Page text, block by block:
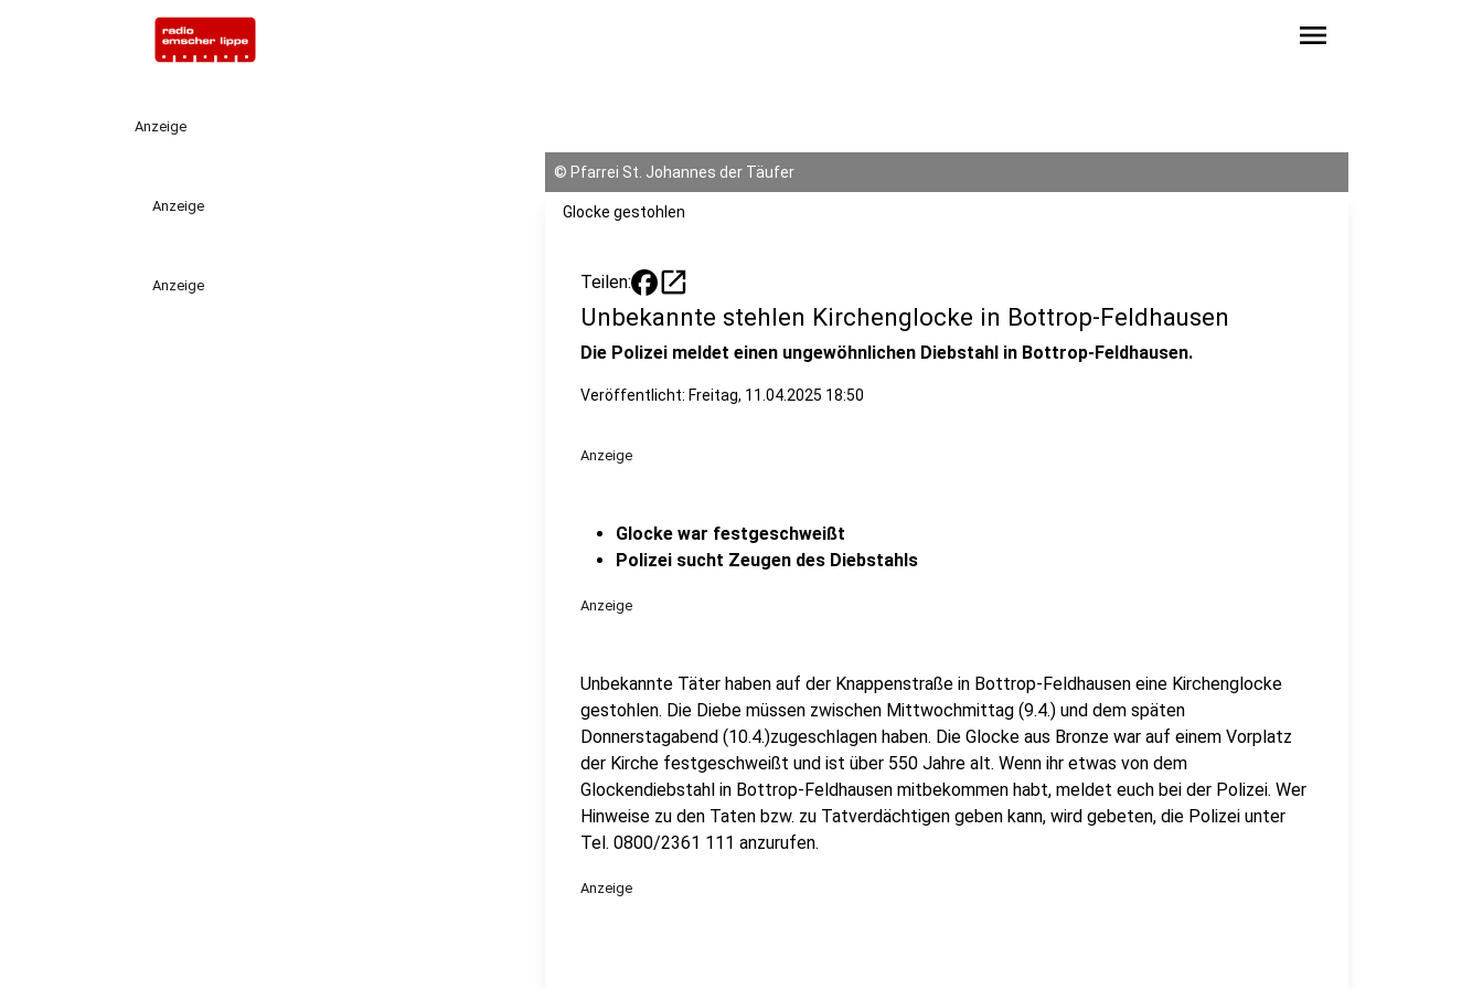
menu
Anzeige
Anzeige
Anzeige
© Pfarrei St. Johannes der Täufer
Glocke gestohlen
Teilen: open_in_new
Unbekannte stehlen Kirchenglocke in Bottrop-Feldhausen
Die Polizei meldet einen ungewöhnlichen Diebstahl in Bottrop-Feldhausen.
Veröffentlicht: Freitag, 11.04.2025 18:50
Anzeige
Glocke war festgeschweißt
Polizei sucht Zeugen des Diebstahls
Anzeige
Unbekannte Täter haben auf der Knappenstraße in Bottrop-Feldhausen eine Kirchenglocke
gestohlen. Die Diebe müssen zwischen Mittwochmittag (9.4.) und dem späten
Donnerstagabend (10.4.)zugeschlagen haben. Die Glocke aus Bronze war auf einem Vorplatz
der Kirche festgeschweißt und ist über 550 Jahre alt. Wenn ihr etwas von dem
Glockendiebstahl in Bottrop-Feldhausen mitbekommen habt, meldet euch bei der Polizei. Wer
Hinweise zu den Taten bzw. zu Tatverdächtigen geben kann, wird gebeten, die Polizei unter
Tel. 0800/2361 111 anzurufen.
Anzeige